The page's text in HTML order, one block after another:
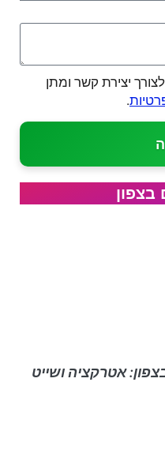
יצירת קשר ומתן
.
בצפון
אטרקציה ושייט